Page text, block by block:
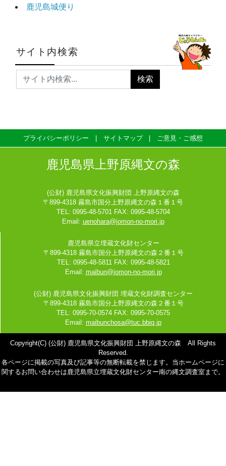
鹿児島城便り
サイト内検索
プライバシーポリシー サイトマップ ご意見・ご感想
鹿児島県上野原縄文の森
(公財) 鹿児島県文化振興財団 上野原縄文の森
〒899-4318 霧島市国分上野原縄文の森１番１号
TEL: 0995-48-5701 FAX: 0995-48-5704
Email: uenohara@jomon-no-mori.jp
鹿児島県立埋蔵文化財センター
〒899-4318 霧島市国分上野原縄文の森２番１号
TEL: 0995-48-5811 FAX: 0995-48-5821
Email: maibun@jomon-no-mori.jp
(公財) 鹿児島県文化振興財団 埋蔵文化財調査センター
〒899-4318 霧島市国分上野原縄文の森２番１号
TEL: 0995-70-0574 FAX: 0995-70-0575
Email: maibunchosa@tuc.bbiq.jp
Copyright(C) (公財) 鹿児島県文化振興財団 上野原縄文の森 All Rights
Reserved.
各ページに掲載の写真及び記事等の無断転載を禁じます。当ホームページに
関するお問い合わせは鹿児島県立埋蔵文化財センター南の縄文調査室まで。